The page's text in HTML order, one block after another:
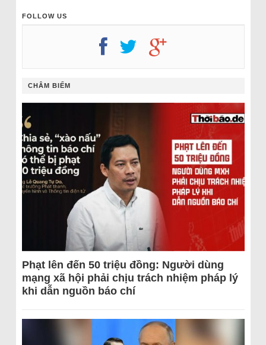
FOLLOW US
CHÂM BIẾM
Phạt lên đến 50 triệu đồng: Người dùng
mạng xã hội phải chịu trách nhiệm pháp lý
khi dẫn nguồn báo chí